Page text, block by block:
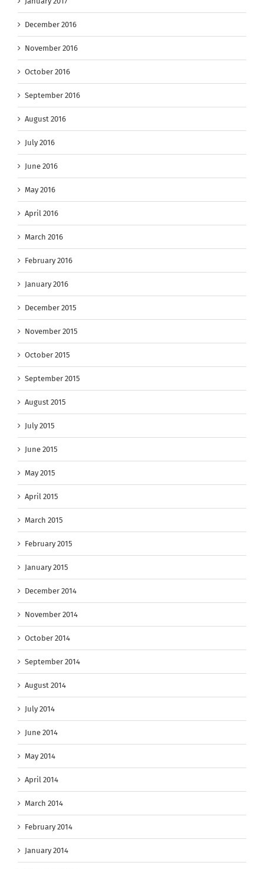
December 2016
November 2016
October 2016
September 2016
August 2016
July 2016
June 2016
May 2016
April 2016
March 2016
February 2016
January 2016
December 2015
November 2015
October 2015
September 2015
August 2015
July 2015
June 2015
May 2015
April 2015
March 2015
February 2015
January 2015
December 2014
November 2014
October 2014
September 2014
August 2014
July 2014
June 2014
May 2014
April 2014
March 2014
February 2014
January 2014